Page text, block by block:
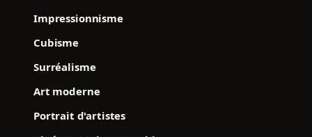
Impressionnisme
Cubisme
Surréalisme
Art moderne
Portrait d'artistes